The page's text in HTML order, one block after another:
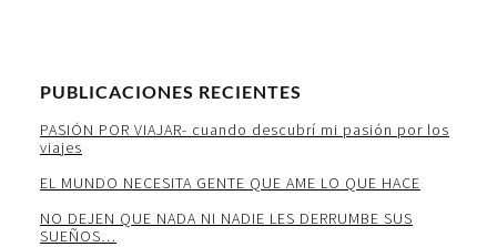
PUBLICACIONES RECIENTES
PASIÓN POR VIAJAR- cuando descubrí mi pasión por los
viajes
EL MUNDO NECESITA GENTE QUE AME LO QUE HACE
NO DEJEN QUE NADA NI NADIE LES DERRUMBE SUS
SUEÑOS…